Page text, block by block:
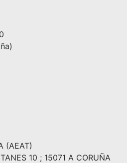
(AEAT)
10 ; 15071 A CORUÑA